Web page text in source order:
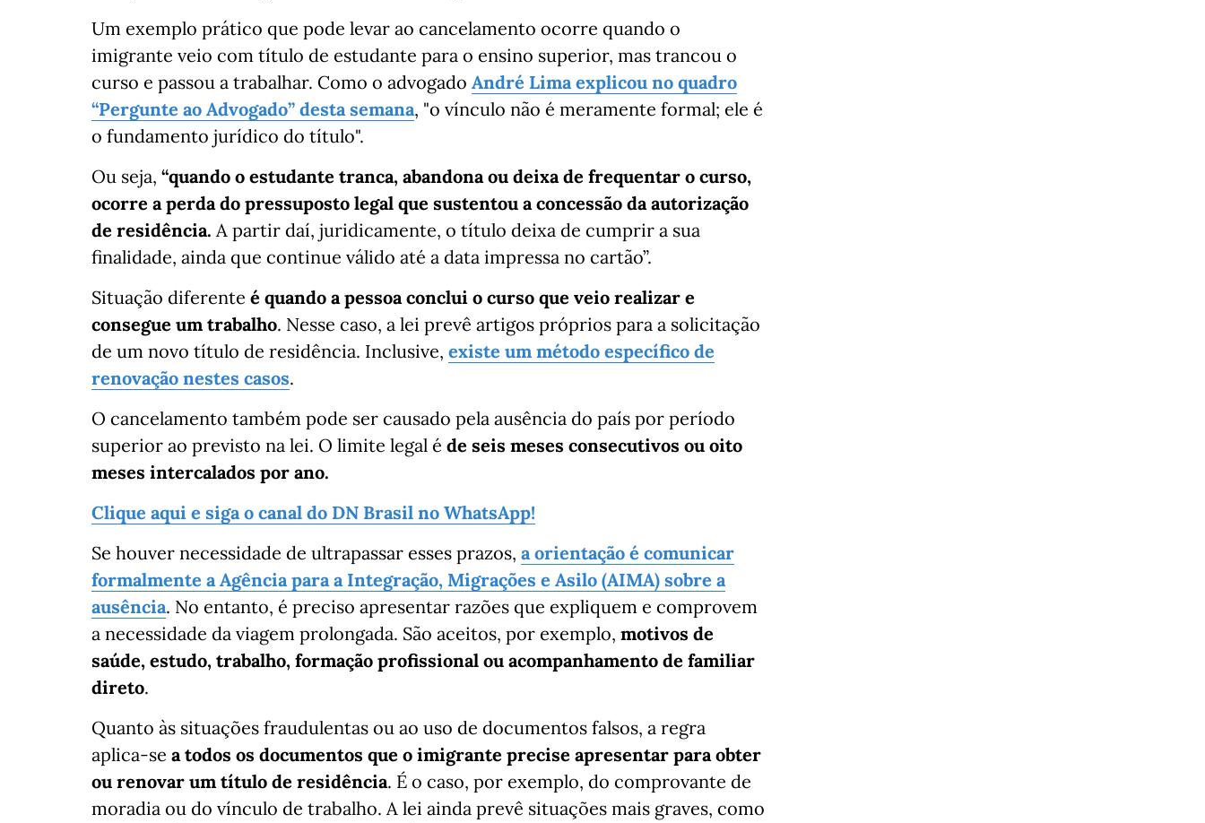
Um exemplo prático que pode levar ao cancelamento ocorre quando o
imigrante veio com título de estudante para o ensino superior, mas trancou o
curso e passou a trabalhar. Como o advogado André Lima explicou no quadro
“Pergunte ao Advogado” desta semana, "o vínculo não é meramente formal; ele é
o fundamento jurídico do título".
Ou seja, “quando o estudante tranca, abandona ou deixa de frequentar o curso,
ocorre a perda do pressuposto legal que sustentou a concessão da autorização
de residência. A partir daí, juridicamente, o título deixa de cumprir a sua
finalidade, ainda que continue válido até a data impressa no cartão”.
Situação diferente é quando a pessoa conclui o curso que veio realizar e
consegue um trabalho. Nesse caso, a lei prevê artigos próprios para a solicitação
de um novo título de residência. Inclusive, existe um método específico de
renovação nestes casos.
O cancelamento também pode ser causado pela ausência do país por período
superior ao previsto na lei. O limite legal é de seis meses consecutivos ou oito
meses intercalados por ano.
Clique aqui e siga o canal do DN Brasil no WhatsApp!
Se houver necessidade de ultrapassar esses prazos, a orientação é comunicar
formalmente a Agência para a Integração, Migrações e Asilo (AIMA) sobre a
ausência. No entanto, é preciso apresentar razões que expliquem e comprovem
a necessidade da viagem prolongada. São aceitos, por exemplo, motivos de
saúde, estudo, trabalho, formação profissional ou acompanhamento de familiar
direto.
Quanto às situações fraudulentas ou ao uso de documentos falsos, a regra
aplica-se a todos os documentos que o imigrante precise apresentar para obter
ou renovar um título de residência. É o caso, por exemplo, do comprovante de
moradia ou do vínculo de trabalho. A lei ainda prevê situações mais graves, como